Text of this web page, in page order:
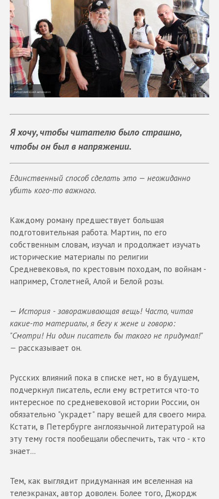
Я хочу, чтобы читателю было страшно,
чтобы он был в напряжении.
Единственный способ сделать это — неожиданно
убить кого-то важного.
Каждому роману предшествует большая
подготовительная работа. Мартин, по его
собственным словам, изучал и продолжает изучать
исторические материалы по религии
Средневековья, по крестовым походам, по войнам -
например, Столетней, Алой и Белой розы.
— История - завораживающая вещь! Часто, читая
какие-то материалы, я бегу к жене и говорю:
"Смотри! Ни один писатель бы такого не придумал!"
— рассказывает он.
Русских влияний пока в списке нет, но в будущем,
подчеркнул писатель, если ему встретится что-то
интересное по средневековой истории России, он
обязательно "украдет" пару вещей для своего мира.
Кстати, в Петербурге англоязычной литературой на
эту тему гостя пообещали обеспечить, так что - кто
знает...
Тем, как выглядит придуманная им вселенная на
телеэкранах, автор доволен. Более того, Джордж